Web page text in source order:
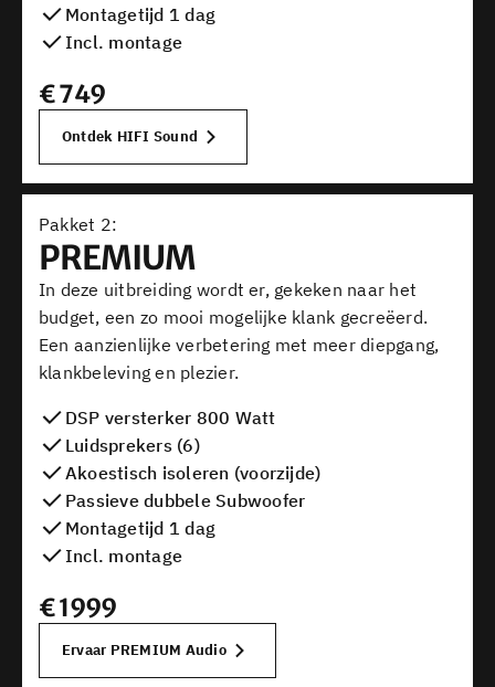
Montagetijd 1 dag
Incl. montage
€749
Ontdek HIFI Sound
Pakket
PREMIUM
In deze uitbreiding wordt er, gekeken naar het
budget, een zo mooi mogelijke klank gecreëerd.
Een aanzienlijke verbetering met meer diepgang,
klankbeleving en plezier.
DSP versterker 800 Watt
Luidsprekers (6)
Akoestisch isoleren (voorzijde)
Passieve dubbele Subwoofer
Montagetijd 1 dag
Incl. montage
€1999
Ervaar PREMIUM Audio